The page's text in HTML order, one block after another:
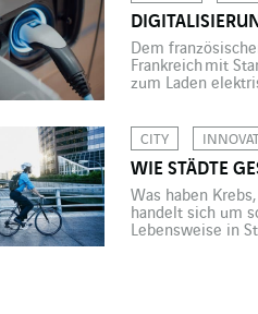
technische
Dem
Frankreich mit
zum Laden
Vereinigung
CITY
WIE STÄDTE
Was haben
handelt sich um
Lebensweise in